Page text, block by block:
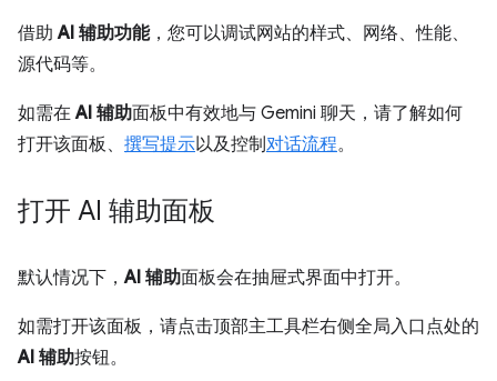
借助AI 辅助功能，您可以调试网站的样式、网络、性能、
源代码等。
如需在AI 辅助面板中有效地与 Gemini 聊天，请了解如何
打开该面板、 撰写提示以及控制对话流程。
打开 AI 辅助面板
默认情况下，AI 辅助面板会在抽屉式界面中打开。
如需打开该面板，请点击顶部主工具栏右侧全局入口点处的
AI 辅助按钮。